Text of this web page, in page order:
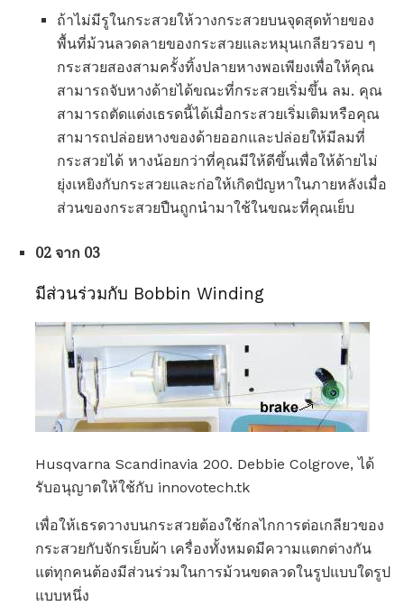
ถ้าไม่มีรูในกระสวยให้วางกระสวยบนจุดสุดท้ายของ
พื้นที่ม้วนลวดลายของกระสวยและหมุนเกลียวรอบ ๆ
กระสวยสองสามครั้งทิ้งปลายหางพอเพียงเพื่อให้คุณ
สามารถจับหางด้ายได้ขณะที่กระสวยเริ่มขึ้น ลม. คุณ
สามารถตัดแต่งเธรดนี้ได้เมื่อกระสวยเริ่มเติมหรือคุณ
สามารถปล่อยหางของด้ายออกและปล่อยให้มีลมที่
กระสวยได้ หางน้อยกว่าที่คุณมีให้ดีขึ้นเพื่อให้ด้ายไม่
ยุ่งเหยิงกับกระสวยและก่อให้เกิดปัญหาในภายหลังเมื่อ
ส่วนของกระสวยปืนถูกนำมาใช้ในขณะที่คุณเย็บ
02 จาก 03
มีส่วนร่วมกับ Bobbin Winding
Husqvarna Scandinavia 200. Debbie Colgrove, ได้
รับอนุญาตให้ใช้กับ innovotech.tk
เพื่อให้เธรดวางบนกระสวยต้องใช้กลไกการต่อเกลียวของ
กระสวยกับจักรเย็บผ้า เครื่องทั้งหมดมีความแตกต่างกัน
แต่ทุกคนต้องมีส่วนร่วมในการม้วนขดลวดในรูปแบบใดรูป
แบบหนึ่ง